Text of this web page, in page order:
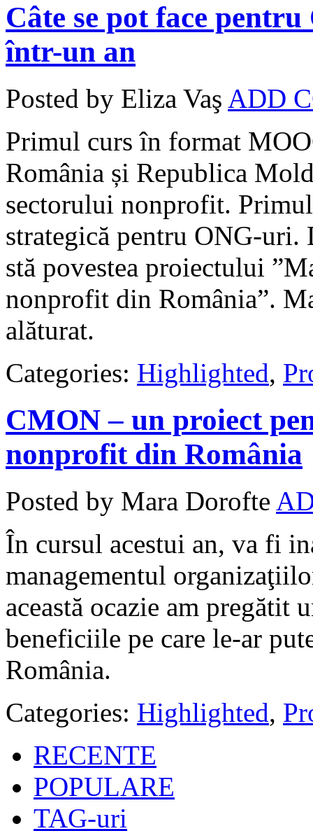
Câte se pot face
într-un an
Posted by Eliza Vaş ADD
Primul curs în format
România și Republica
sectorului nonprofit.
strategică pentru ONG-uri.
stă povestea proiectului
nonprofit din România”.
alăturat.
Categories: Highlighted,
CMON – un proiect
nonprofit din România
Posted by Mara Dorofte
În cursul acestui an, va fi
managementul
această ocazie am pregătit
beneficiile pe care le-ar
România.
Categories: Highlighted,
RECENTE
POPULARE
TAG-uri